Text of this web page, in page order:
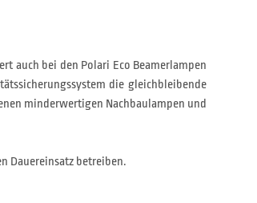
auch bei den Polari Eco Beamerlampen
die gleichbleibende
minderwertigen Nachbaulampen und
Dauereinsatz betreiben.